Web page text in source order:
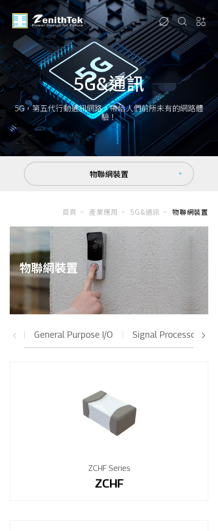
5G&通訊
5G，第五代行動通訊網路，帶給人們前所未有的網路體
驗！
物聯網裝置
首頁 產業應用 5G&通訊 物聯網裝置
物聯網裝置
General Purpose I/O Signal Processor
ZCHF Series
ZCHF